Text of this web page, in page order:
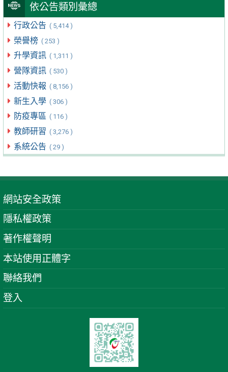
依公告類別彙總
行政公告 ( 5,414 )
榮譽榜 ( 253 )
升學資訊 ( 1,311 )
營隊資訊 ( 530 )
活動快報 ( 8,156 )
新生入學 ( 306 )
防疫專區 ( 116 )
教師研習 ( 3,276 )
系統公告 ( 29 )
網站安全政策
隱私權政策
著作權聲明
本站使用正體字
聯絡我們
登入